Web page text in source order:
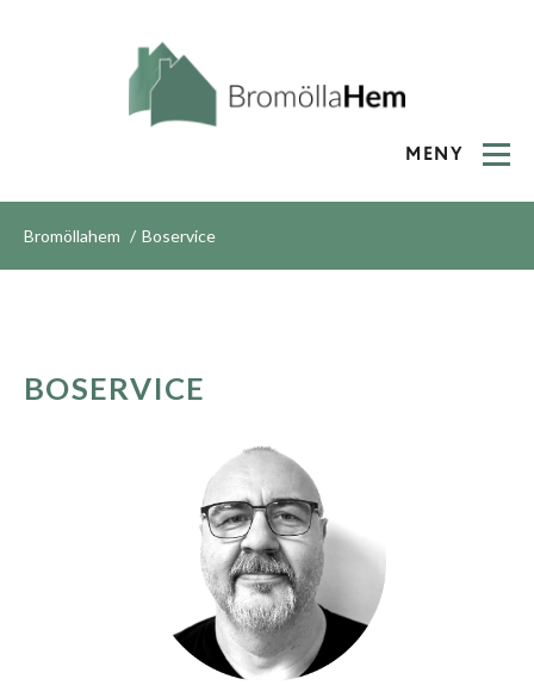
MENY
Bromöllahem Boservice
BOSERVICE